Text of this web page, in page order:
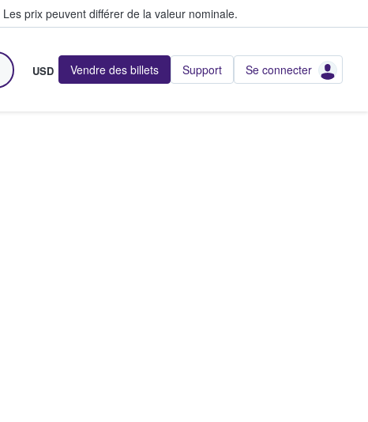
Les prix peuvent différer de la valeur nominale.
USD Vendre des billets Support Se connecter